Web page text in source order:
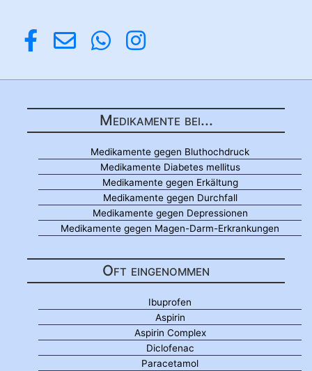
Medikamente bei...
Medikamente gegen Bluthochdruck
Medikamente Diabetes mellitus
Medikamente gegen Erkältung
Medikamente gegen Durchfall
Medikamente gegen Depressionen
Medikamente gegen Magen-Darm-Erkrankungen
Oft eingenommen
Ibuprofen
Aspirin
Aspirin Complex
Diclofenac
Paracetamol